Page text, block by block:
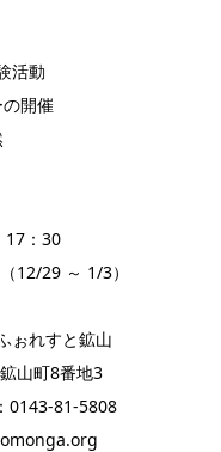
活動
開催
：30
29 ～ 1/3）
ぉれすと鉱山
山町8番地3
0143-81-5808